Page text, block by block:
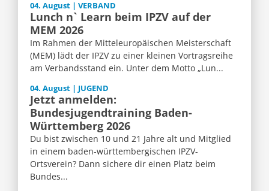
04. August | VERBAND
Lunch n` Learn beim IPZV auf der
MEM 2026
Im Rahmen der Mitteleuropäischen Meisterschaft
(MEM) lädt der IPZV zu einer kleinen Vortragsreihe
am Verbandsstand ein. Unter dem Motto „Lun...
04. August | JUGEND
Jetzt anmelden:
Bundesjugendtraining Baden-
Württemberg 2026
Du bist zwischen 10 und 21 Jahre alt und Mitglied
in einem baden-württembergischen IPZV-
Ortsverein? Dann sichere dir einen Platz beim
Bundes...